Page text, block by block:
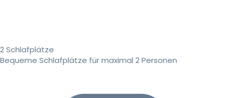
2 Schlafplätze
Bequeme Schlafplätze für maximal 2 Personen